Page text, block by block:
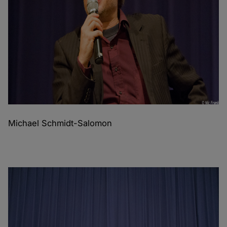
Michael Schmidt-Salomon